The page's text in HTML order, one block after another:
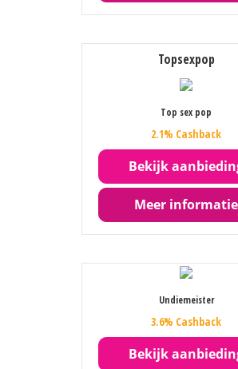
Topsexpop
Top sex pop
2.1% Cashback
Bekijk
Meer informatie
Undiemeister
3.6% Cashback
Bekijk